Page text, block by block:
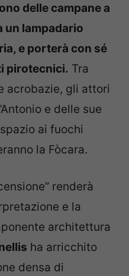
delle campane a
un lampadario
e porterà con sé
pirotecnici. Tra
acrobazie, gli attori
e delle sue
ai fuochi
la Fòcara.
renderà
e la
architettura
ha arricchito
densa di